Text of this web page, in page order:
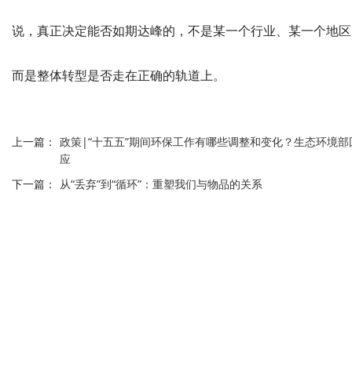
说，真正决定能否如期达峰的，不是某一个行业、某一个地
而是整体转型是否走在正确的轨道上。
上一篇： 政策|“十五五”期间环保工作有哪些调整和变化？生态环境部
应
下一篇：
从“丢弃”到“循环”：重塑我们与物品的关系